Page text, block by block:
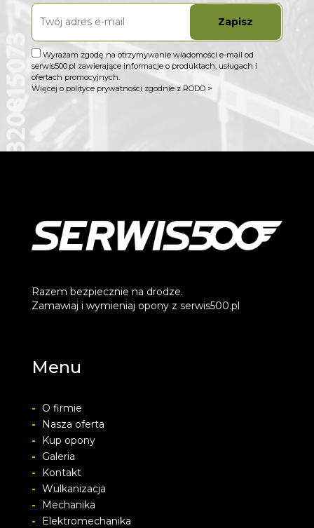
Zapisz
Wyrażam zgodę na otrzymywanie wiadomości e-mail od
serwis500.pl zawierające informacje o produktach, usługach i
ofertach promocyjnych.
Więcej o polityce prywatności zgodnie z RODO >
Razem bezpiecznie na drodze.
Zamawiaj i wymieniaj opony z serwis500.pl
Menu
-
O firmie
-
Nasza oferta
-
Kup opony
-
Galeria
-
Kontakt
- Wulkanizacja
-
Mechanika
-
Elektromechanika